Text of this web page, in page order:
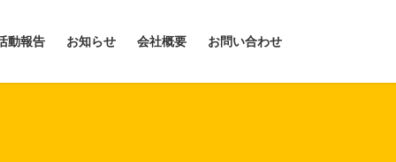
動報告 お知らせ 会社概要 お問い合わせ